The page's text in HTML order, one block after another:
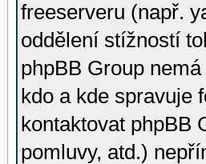
freeserveru (např.
oddělení stížností
phpBB Group
kdo a kde spravuje
kontaktovat phpBB
pomluvy, atd.)